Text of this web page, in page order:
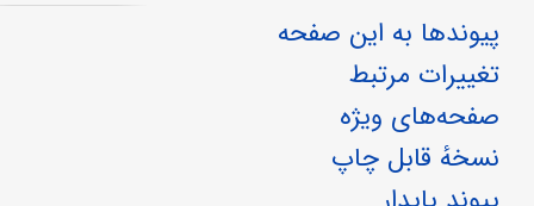
پیوندها به این صفحه
تغییرات مرتبط
صفحه‌های ویژه
نسخهٔ قابل چاپ